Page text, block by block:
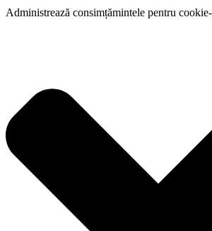
Administrează consimțămintele pentru